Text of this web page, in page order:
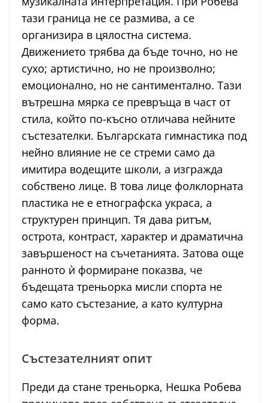
тази граница не се размива, а се
организира в цялостна система.
Движението трябва да бъде точно, но не
сухо; артистично, но не произволно;
емоционално, но не сантиментално. Тази
вътрешна мярка се превръща в част от
стила, който по-късно отличава нейните
състезателки. Българската гимнастика под
нейно влияние не се стреми само да
имитира водещите школи, а изгражда
собствено лице. В това лице фолклорната
пластика не е етнографска украса, а
структурен принцип. Тя дава ритъм,
острота, контраст, характер и драматична
завършеност на съчетанията. Затова още
ранното ѝ формиране показва, че
бъдещата треньорка мисли спорта не
само като състезание, а като културна
форма.
Състезателният опит
Преди да стане треньорка, Нешка Робева